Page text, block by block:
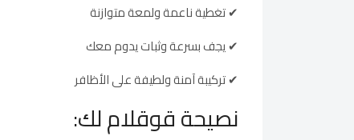
✔ تغطية ناعمة ولمعة متوازنة
✔ يجف بسرعة وثبات يدوم معك
✔ تركيبة آمنة ولطيفة على الأظافر
نصيحة قوقلام لك: